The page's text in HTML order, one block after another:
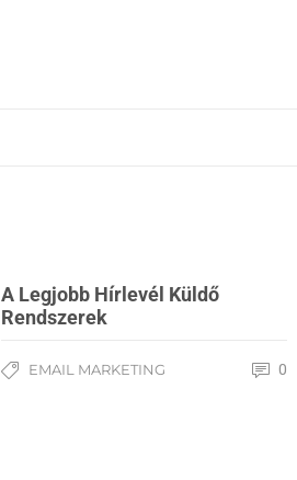
A Legjobb Hírlevél Küldő
Rendszerek
EMAIL MARKETING 0